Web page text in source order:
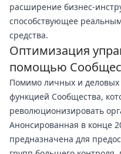
расширение бизнес-
способствующее
средства.
Оптимизация
помощью
Помимо личных и деловых
функцией Сообщества,
революционизировать
Анонсированная в конце
предназначена для